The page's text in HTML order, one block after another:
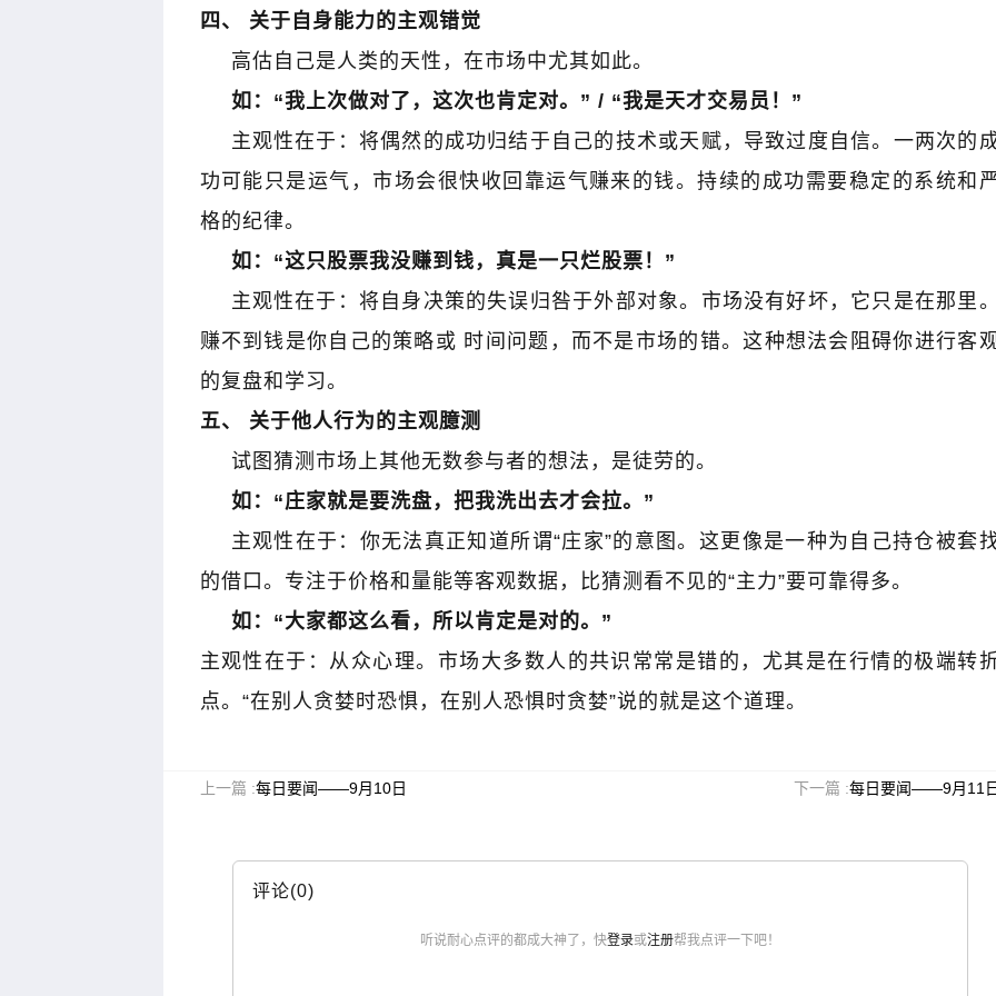
四、 关于自身能力的主观错觉
高估自己是人类的天性，在市场中尤其如此。
如： “我上次做对了，这次也肯定对。 ” / “我是天才交易员！ ”
主观性在于：将偶然的成功归结于自己的技术或天赋，导致过度自信。一两次的
功可能只是运气，市场会很快收回靠运气赚来的钱。持续的成功需要稳定的系统和
格的纪律。
如： “这只股票我没赚到钱，真是一只烂股票！ ”
主观性在于：将自身决策的失误归咎于外部对象。市场没有好坏，它只是在那里。
赚不到钱是你自己的策略或 时间问题，而不是市场的错。这种想法会阻碍你进行客
的复盘和学习。
五、 关于他人行为的主观臆测
试图猜测市场上其他无数参与者的想法，是徒劳的。
如： “庄家就是要洗盘，把我洗出去才会拉。 ”
主观性在于：你无法真正知道所谓“庄家”的意图。这更像是一种为自己持仓被套
的借口。专注于价格和量能等客观数据，比猜测看不见的“主力”要可靠得多。
如： “大家都这么看，所以肯定是对的。 ”
主观性在于：从众心理。市场大多数人的共识常常是错的，尤其是在行情的极端转
点。 “在别人贪婪时恐惧，在别人恐惧时贪婪”说的就是这个道理。
上一篇 :每日要闻——9月10日 下一篇 :每日要闻——9月11日
评论(0)
听说耐心点评的都成大神了，快登录或注册帮我点评一下吧！